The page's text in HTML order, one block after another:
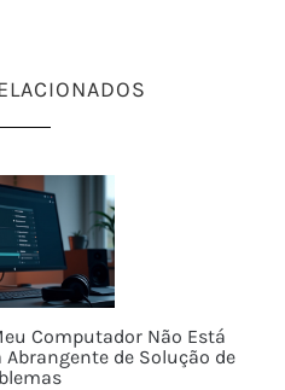
Computador Não Está
de Solução de